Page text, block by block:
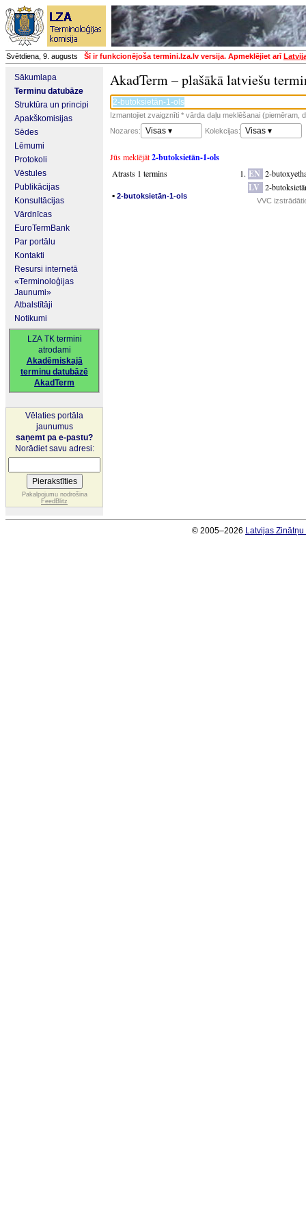
Svētdiena, 9. augusts Šī ir funkcionējoša termini.lza.lv versija. Apmeklējiet arī
Sākumlapa
Terminu datubāze
Struktūra un principi
Apakškomisijas
Sēdes
Lēmumi
Protokoli
Vēstules
Publikācijas
Konsultācijas
Vārdnīcas
EuroTermBank
Par portālu
Kontakti
Resursi internetā
«Terminoloģijas
Jaunumi»
Atbalstītāji
Notikumi
LZA TK termini
atrodami
Akadēmiskajā
terminu datubāzē
AkadTerm
Vēlaties portāla
jaunumus
saņemt pa e-pastu?
Norādiet savu adresi:
Pakalpojumu nodrošina
FeedBlitz
AkadTerm – plašākā latviešu
Izmantojiet zvaigznīti * vārda daļu meklēšanai (piemēram,
Nozares:
Visas ▾ Kolekcijas: Visas ▾
Jūs meklējāt2-butoksietān-1-ols
Atrasts 1 termins
▪ 2-butoksietān-1-ols
EN 2-
LV 2-
VVC
© 2005–2026 Latvijas